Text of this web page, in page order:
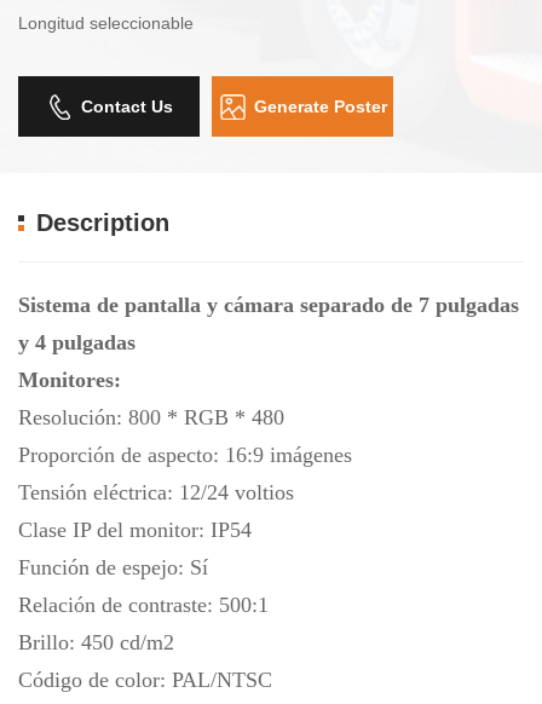
Longitud seleccionable
Contact Us Generate Poster
Description
Sistema de pantalla y cámara separado de 7 pulgadas
y 4 pulgadas
Monitores:
Resolución: 800 * RGB * 480
Proporción de aspecto: 16:9 imágenes
Tensión eléctrica: 12/24 voltios
Clase IP del monitor: IP54
Función de espejo: Sí
Relación de contraste: 500:1
Brillo: 450 cd/m2
Código de color: PAL/NTSC